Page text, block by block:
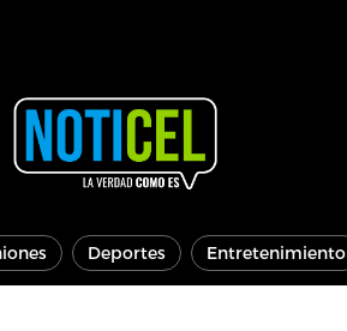
Deportes Entretenimiento